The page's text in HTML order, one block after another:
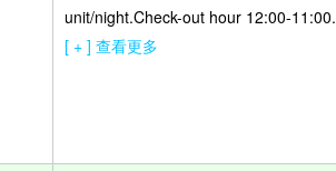
unit/night.Check-out hour 12:00-11:00.
[ + ] 查看更多